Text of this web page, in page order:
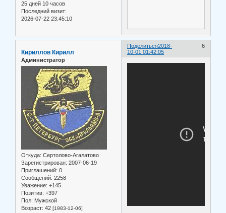
25 дней 10 часов
Последний визит:
2026-07-22 23:45:10
Поделиться 6
2018-
10-01 01:42:05
Кириллов Кирилл
Администратор
Откуда: Сертолово-Агалатово
Зарегистрирован: 2007-06-19
Приглашений: 0
Сообщений: 2258
Уважение: +145
Позитив: +397
Пол: Мужской
Возраст: 42 [1983-12-06]